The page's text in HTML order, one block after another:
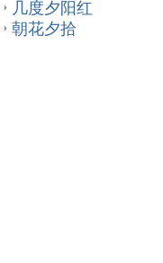
几度夕阳红
朝花夕拾